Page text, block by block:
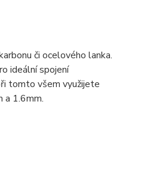
či ocelového lanka.
ideální spojení
tomto všem využijete
a 1.6mm.